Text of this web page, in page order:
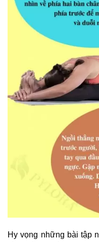
Hy vọng những bài tập